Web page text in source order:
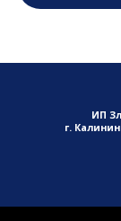
ИП
г.